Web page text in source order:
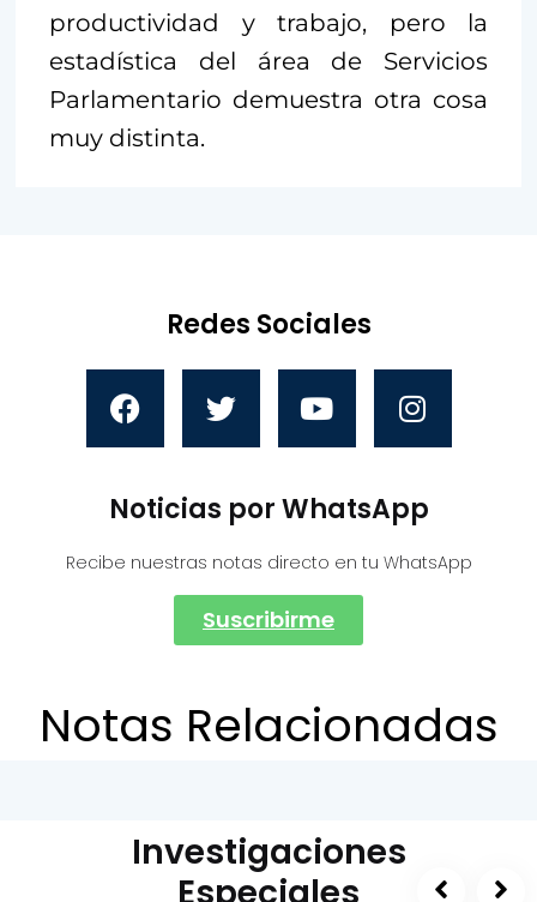
productividad y trabajo, pero la
estadística del área de Servicios
Parlamentario demuestra otra cosa
muy distinta.
Redes Sociales
Noticias por WhatsApp
Recibe nuestras notas directo en tu WhatsApp
Suscribirme
Notas Relacionadas
Investigaciones